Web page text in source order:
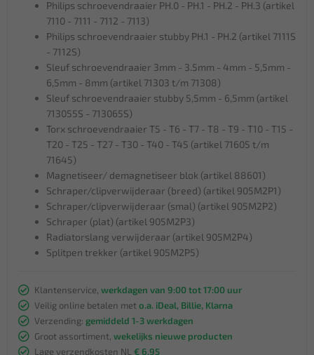
Philips schroevendraaier PH.0 - PH.1 - PH.2 - PH.3 (artikel
7110 - 7111 - 7112 - 7113)
Philips schroevendraaier stubby PH.1 - PH.2 (artikel 7111S
- 7112S)
Sleuf schroevendraaier 3mm - 3.5mm - 4mm - 5,5mm -
6,5mm - 8mm (artikel 71303 t/m 71308)
Sleuf schroevendraaier stubby 5,5mm - 6,5mm (artikel
713055S - 713065S)
Torx schroevendraaier T5 - T6 - T7 - T8 - T9 - T10 - T15 -
T20 - T25 - T27 - T30 - T40 - T45 (artikel 71605 t/m
71645)
Magnetiseer/ demagnetiseer blok (artikel 88601)
Schraper/clipverwijderaar (breed) (artikel 905M2P1)
Schraper/clipverwijderaar (smal) (artikel 905M2P2)
Schraper (plat) (artikel 905M2P3)
Radiatorslang verwijderaar (artikel 905M2P4)
Splitpen trekker (artikel 905M2P5)
Klantenservice, werkdagen van 9:00 tot 17:00 uur
Veilig online betalen met o.a. iDeal, Billie, Klarna
Verzending: gemiddeld 1-3 werkdagen
Groot assortiment, wekelijks nieuwe producten
Lage verzendkosten NL € 6,95